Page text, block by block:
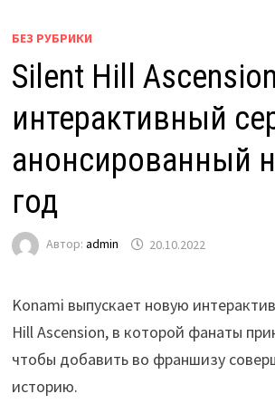
БЕЗ РУБРИКИ
Silent Hill
интерактивный
анонсированный
год
Автор: admin 20.10.2022
Konami выпускает новую
Hill Ascension, в которой фанаты
чтобы добавить во франшизу
историю.